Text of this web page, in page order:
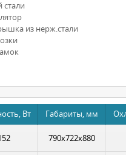
стали
из нерж.стали
Вт Габариты, мм
790x722x880